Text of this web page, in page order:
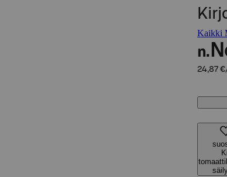
Kaikki
n.
24,87